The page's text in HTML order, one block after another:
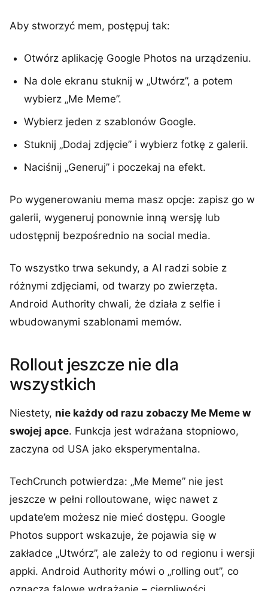
Aby stworzyć mem, postępuj tak:
Otwórz aplikację Google Photos na urządzeniu.
Na dole ekranu stuknij w „Utwórz”, a potem
wybierz „Me Meme”.
Wybierz jeden z szablonów Google.
Stuknij „Dodaj zdjęcie” i wybierz fotkę z galerii.
Naciśnij „Generuj” i poczekaj na efekt.
Po wygenerowaniu mema masz opcje: zapisz go w
galerii, wygeneruj ponownie inną wersję lub
udostępnij bezpośrednio na social media.
To wszystko trwa sekundy, a AI radzi sobie z
różnymi zdjęciami, od twarzy po zwierzęta.
Android Authority chwali, że działa z selfie i
wbudowanymi szablonami memów.
Rollout jeszcze nie dla
wszystkich
Niestety, nie każdy od razu zobaczy Me Meme w
swojej apce. Funkcja jest wdrażana stopniowo,
zaczyna od USA jako eksperymentalna.
TechCrunch potwierdza: „Me Meme” nie jest
jeszcze w pełni rolloutowane, więc nawet z
update’em możesz nie mieć dostępu. Google
Photos support wskazuje, że pojawia się w
zakładce „Utwórz”, ale zależy to od regionu i wersji
appki. Android Authority mówi o „rolling out”, co